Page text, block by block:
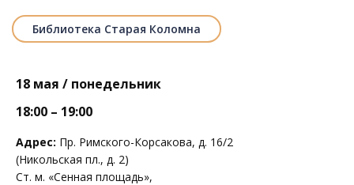
Библиотека Старая Коломна
18 мая / понедельник
18:00 – 19:00
Адрес: Пр. Римского-Корсакова, д. 16/2
(Никольская пл., д. 2)
Ст. м. «Сенная площадь»,